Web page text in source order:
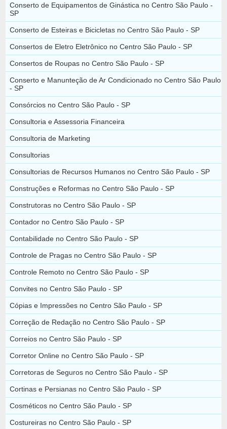
Conserto de Equipamentos de Ginástica no Centro São Paulo -
SP
Conserto de Esteiras e Bicicletas no Centro São Paulo - SP
Consertos de Eletro Eletrônico no Centro São Paulo - SP
Consertos de Roupas no Centro São Paulo - SP
Conserto e Manunteção de Ar Condicionado no Centro São Paulo
- SP
Consórcios no Centro São Paulo - SP
Consultoria e Assessoria Financeira
Consultoria de Marketing
Consultorias
Consultorias de Recursos Humanos no Centro São Paulo - SP
Construções e Reformas no Centro São Paulo - SP
Construtoras no Centro São Paulo - SP
Contador no Centro São Paulo - SP
Contabilidade no Centro São Paulo - SP
Controle de Pragas no Centro São Paulo - SP
Controle Remoto no Centro São Paulo - SP
Convites no Centro São Paulo - SP
Cópias e Impressões no Centro São Paulo - SP
Correção de Redação no Centro São Paulo - SP
Correios no Centro São Paulo - SP
Corretor Online no Centro São Paulo - SP
Corretoras de Seguros no Centro São Paulo - SP
Cortinas e Persianas no Centro São Paulo - SP
Cosméticos no Centro São Paulo - SP
Costureiras no Centro São Paulo - SP